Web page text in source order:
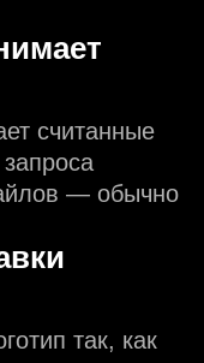
считанные
— обычно
так, как